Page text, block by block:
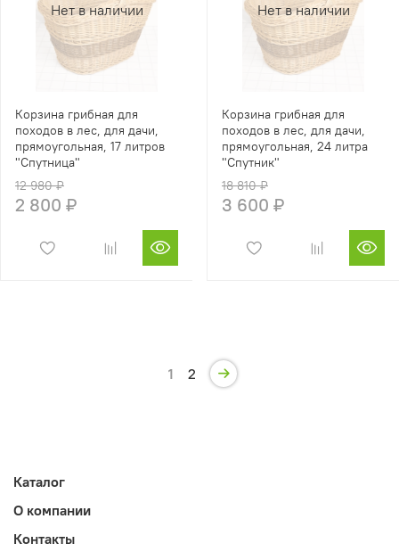
Нет в наличии
Корзина грибная для
походов в лес, для дачи,
прямоугольная, 17 литров
"Спутница"
12 980 ₽
2 800 ₽
Нет в наличии
Корзина грибная для
походов в лес, для дачи,
прямоугольная, 24 литра
"Спутник"
18 810 ₽
3 600 ₽
1 2
Каталог
О компании
Контакты